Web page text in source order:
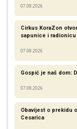
07.08.2026
Cirkus KoraZon
sapunice i radionicu
07.08.2026
Gospić je naš dom:
07.08.2026
Obavijest o prekidu
Cesarica